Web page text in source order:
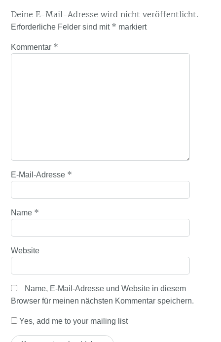
Deine E-Mail-Adresse wird nicht veröffentlicht.
Erforderliche Felder sind mit * markiert
Kommentar *
E-Mail-Adresse *
Name *
Website
Name, E-Mail-Adresse und Website in diesem
Browser für meinen nächsten Kommentar speichern.
Yes, add me to your mailing list